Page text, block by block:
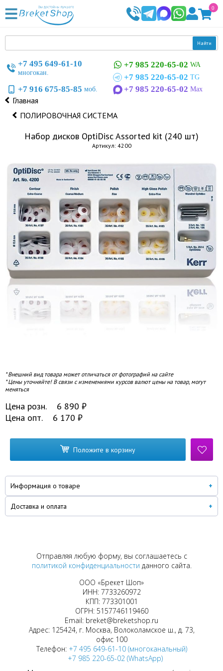
0
Найти
+7 495 649-61-10
многокан.
+7 916 675-85-85 моб.
+7 985 220-65-02 WA
+7 985 220-65-02 TG
+7 985 220-65-02 Max
Главная
ПОЛИРОВОЧНАЯ СИСТЕМА
Набор дисков OptiDisc Assorted kit (240 шт)
Артикул: 4200
* Внешний вид товара может отличаться от фотографий на сайте
* Цены уточняйте! В связи с изменениями курсов валют цены на товар, могут
меняться
Цена розн. 6 890 ₽
Цена опт.
6 170 ₽
Положите в корзину
Информация о товаре
Доставка и оплата
Отправляя любую форму, вы соглашаетесь с
политикой конфиденциальности данного сайта.
ООО «Брекет Шоп»
ИНН: 7733260972
КПП: 773301001
ОГРН: 5157746119460
Email: breket@breketshop.ru
Адрес: 125424, г. Москва, Волоколамское ш., д. 73,
офис 100
Телефон: +7 495 649-61-10 (многоканальный)
+7 985 220-65-02 (WhatsApp)